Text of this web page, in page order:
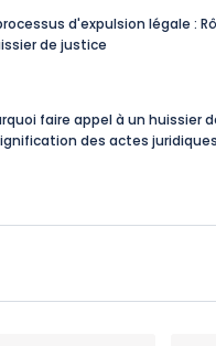
d'expulsion légale :
de justice
faire appel à un huissier
des actes